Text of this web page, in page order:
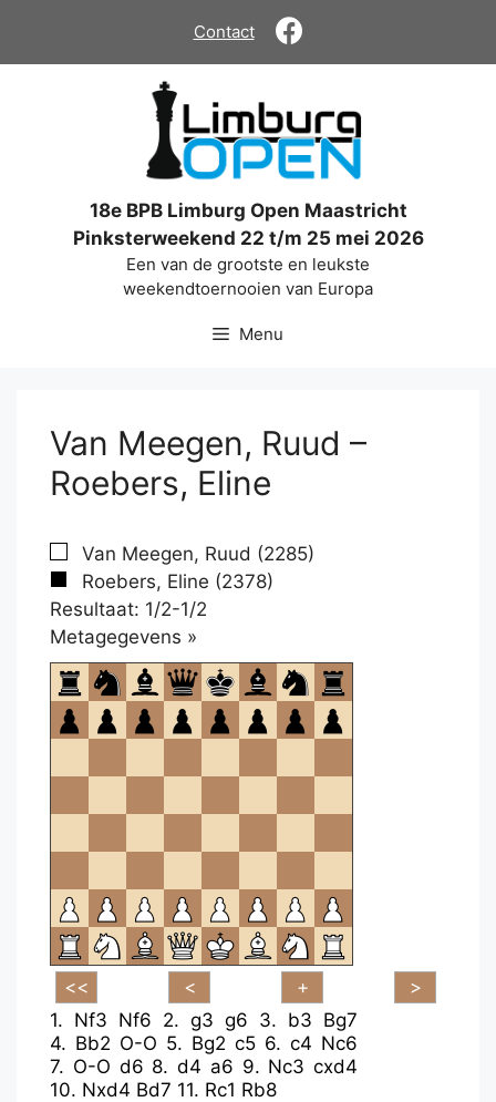
de
Contact
18e BPB Limburg Open Maastricht
Pinksterweekend 22 t/m 25 mei 2026
Een van de grootste en leukste
weekendtoernooien van Europa
Menu
Van Meegen, Ruud –
Roebers, Eline
Van Meegen, Ruud (2285)
Roebers, Eline (2378)
Resultaat: 1/2-1/2
Metagegevens »
om
te
openen.
1. Nf3 Nf6 2. g3 g6 3. b3 Bg7
4. Bb2 O-O 5. Bg2 c5 6. c4 Nc6
7. O-O d6 8. d4 a6 9. Nc3 cxd4
10. Nxd4 Bd7 11. Rc1 Rb8